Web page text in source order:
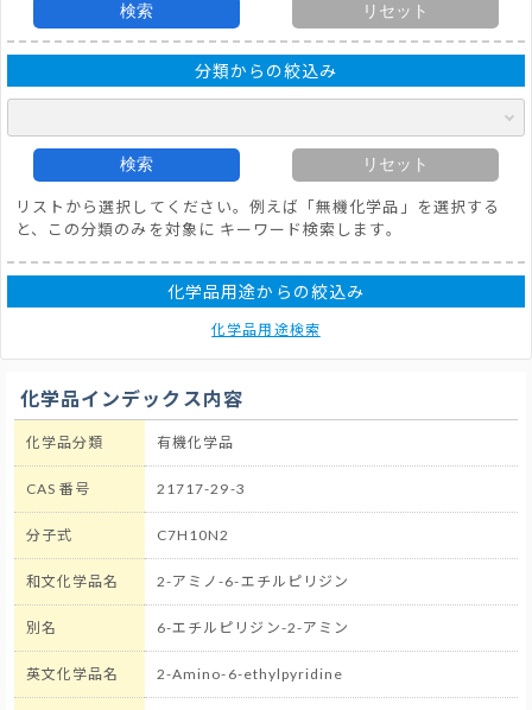
検索 リセット
分類からの絞込み
検索 リセット
リストから選択してください。例えば「無機化学品」を選択する
と、この分類のみを対象に キーワード検索します。
化学品用途からの絞込み
化学品用途検索
化学品インデックス内容
化学品分類 有機化学品
CAS 番号 21717-29-3
分子式 C7H10N2
和文化学品名 2-アミノ-6-エチルピリジン
別名 6-エチルピリジン-2-アミン
英文化学品名 2-Amino-6-ethylpyridine